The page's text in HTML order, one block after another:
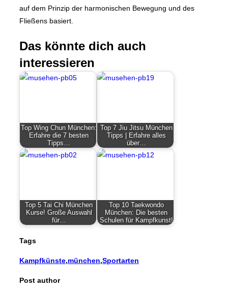
auf dem Prinzip der harmonischen Bewegung und des
Fließens basiert.
Das könnte dich auch
interessieren
Top Wing Chun München:
Erfahre die 7 besten
Tipps…
Top 7 Jiu Jitsu München
Tipps | Erfahre alles
über…
Top 5 Tai Chi München
Kurse! Große Auswahl
für…
Top 10 Taekwondo
München: Die besten
Schulen für Kampfkunst!
Tags
Kampfkünste,münchen,Sportarten
Post author